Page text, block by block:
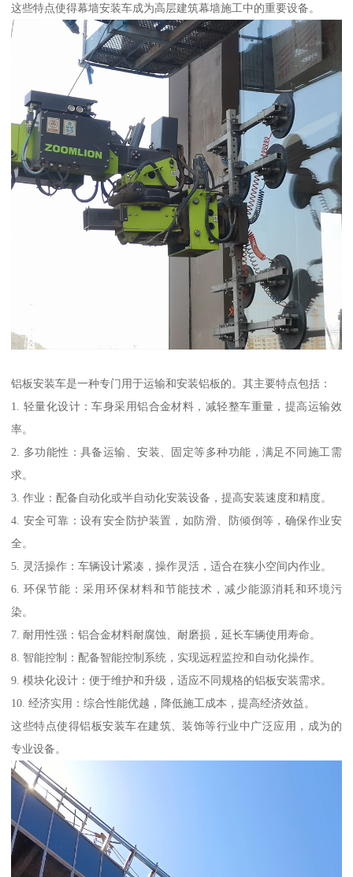
这些特点使得幕墙安装车成为高层建筑幕墙施工中的重要设备。
铝板安装车是一种专门用于运输和安装铝板的。其主要特点包括：
1. 轻量化设计：车身采用铝合金材料，减轻整车重量，提高运输效
率。
2. 多功能性：具备运输、安装、固定等多种功能，满足不同施工需
求。
3. 作业：配备自动化或半自动化安装设备，提高安装速度和精度。
4. 安全可靠：设有安全防护装置，如防滑、防倾倒等，确保作业安
全。
5. 灵活操作：车辆设计紧凑，操作灵活，适合在狭小空间内作业。
6. 环保节能：采用环保材料和节能技术，减少能源消耗和环境污
染。
7. 耐用性强：铝合金材料耐腐蚀、耐磨损，延长车辆使用寿命。
8. 智能控制：配备智能控制系统，实现远程监控和自动化操作。
9. 模块化设计：便于维护和升级，适应不同规格的铝板安装需求。
10. 经济实用：综合性能优越，降低施工成本，提高经济效益。
这些特点使得铝板安装车在建筑、装饰等行业中广泛应用，成为的
专业设备。